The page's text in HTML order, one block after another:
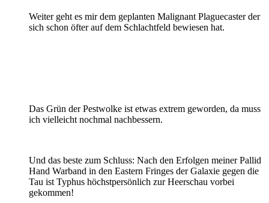
Weiter geht es mir dem geplanten Malignant Plaguecaster der
sich schon öfter auf dem Schlachtfeld bewiesen hat.
Das Grün der Pestwolke ist etwas extrem geworden, da muss
ich vielleicht nochmal nachbessern.
Und das beste zum Schluss: Nach den Erfolgen meiner Pallid
Hand Warband in den Eastern Fringes der Galaxie gegen die
Tau ist Typhus höchstpersönlich zur Heerschau vorbei
gekommen!